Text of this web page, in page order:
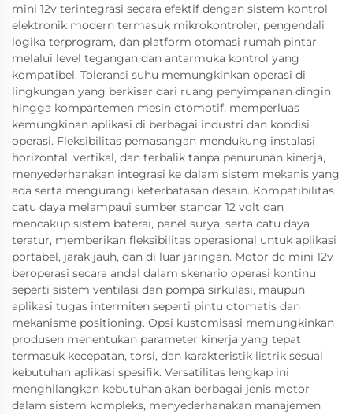
mini 12v terintegrasi secara efektif dengan sistem kontrol
elektronik modern termasuk mikrokontroler, pengendali
logika terprogram, dan platform otomasi rumah pintar
melalui level tegangan dan antarmuka kontrol yang
kompatibel. Toleransi suhu memungkinkan operasi di
lingkungan yang berkisar dari ruang penyimpanan dingin
hingga kompartemen mesin otomotif, memperluas
kemungkinan aplikasi di berbagai industri dan kondisi
operasi. Fleksibilitas pemasangan mendukung instalasi
horizontal, vertikal, dan terbalik tanpa penurunan kinerja,
menyederhanakan integrasi ke dalam sistem mekanis yang
ada serta mengurangi keterbatasan desain. Kompatibilitas
catu daya melampaui sumber standar 12 volt dan
mencakup sistem baterai, panel surya, serta catu daya
teratur, memberikan fleksibilitas operasional untuk aplikasi
portabel, jarak jauh, dan di luar jaringan. Motor dc mini 12v
beroperasi secara andal dalam skenario operasi kontinu
seperti sistem ventilasi dan pompa sirkulasi, maupun
aplikasi tugas intermiten seperti pintu otomatis dan
mekanisme positioning. Opsi kustomisasi memungkinkan
produsen menentukan parameter kinerja yang tepat
termasuk kecepatan, torsi, dan karakteristik listrik sesuai
kebutuhan aplikasi spesifik. Versatilitas lengkap ini
menghilangkan kebutuhan akan berbagai jenis motor
dalam sistem kompleks, menyederhanakan manajemen